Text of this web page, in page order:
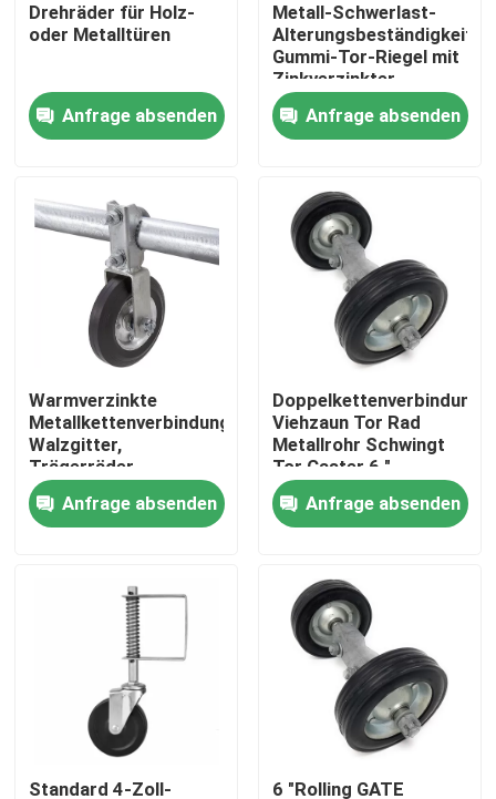
Produkte
Videos
Über uns
Fabrik Tour
Qualitätskontrolle
Referenzen
Teile für Metallhardware
Aufbewahrungsorganisierer für zu Hause
Drehräder für Holz-
oder Metalltüren
Anfrage absenden
Metall-Schwerlast-
Alterungsbeständigkeit
Gummi-Tor-Riegel mit
Zinkverzinkter
Konstruktion
Anfrage absenden
Warmverzinkte
Metallkettenverbindungszaun,
Walzgitter,
Trägerräder
Anfrage absenden
Doppelkettenverbindung
Viehzaun Tor Rad
Metallrohr Schwingt
Tor Caster 6 "
Anfrage absenden
Standard 4-Zoll- 6 "Rolling GATE